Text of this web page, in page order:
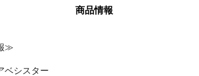
商品情報
≫
ベシスター